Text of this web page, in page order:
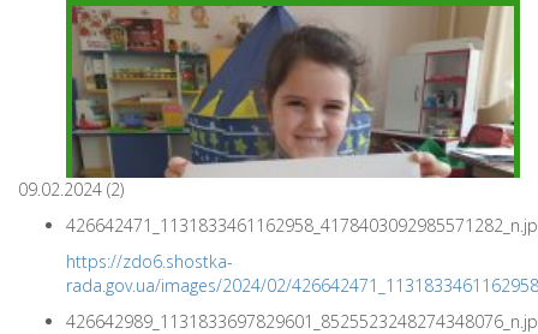
09.02.2024 (2)
https://zdo6.shostka-
rada.gov.ua/images/2024/02/